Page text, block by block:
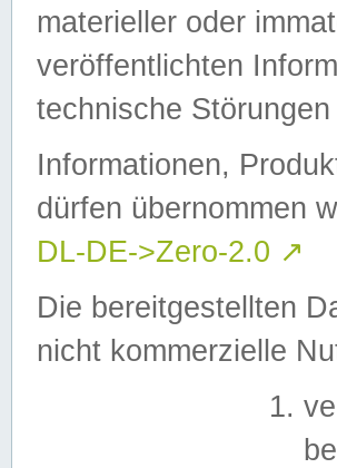
materieller oder
veröffentlichten
technische
Informationen,
dürfen übernommen
DL-DE->Zero-2.0 ↗
Die bereitgestellten
nicht kommerzielle